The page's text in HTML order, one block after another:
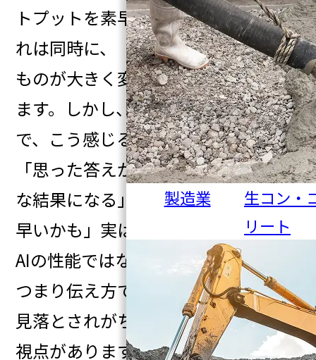
製造業
生コン・
リート
トプットを素早く作れる時代──そ
れは同時に、「情報の伝え方」その
ものが大きく変わった時代でもあり
ます。しかし、この便利さの裏側
で、こう感じる人も多いはずです。
「思った答えが返ってこない」「雑
な結果になる」「自分でやった方が
早いかも」実はこの差を生むのは、
AIの性能ではなく“プロンプトの質”、
つまり伝え方です。そしてもう一つ、
見落とされがちですが非常に重要な
視点があります。それは──生成AIを